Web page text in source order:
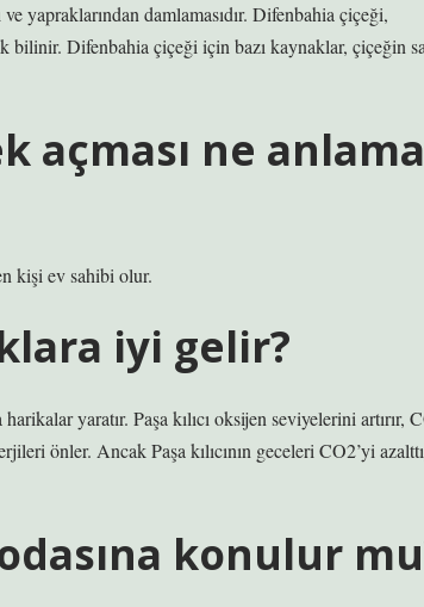
yapraklarından damlamasıdır. Difenbahia çiçeği,
bilinir. Difenbahia çiçeği için bazı kaynaklar, çiçeğin
açması ne anlama
kişi ev sahibi olur.
iyi gelir?
yaratır. Paşa kılıcı oksijen seviyelerini artırır,
önler. Ancak Paşa kılıcının geceleri CO2’yi
konulur